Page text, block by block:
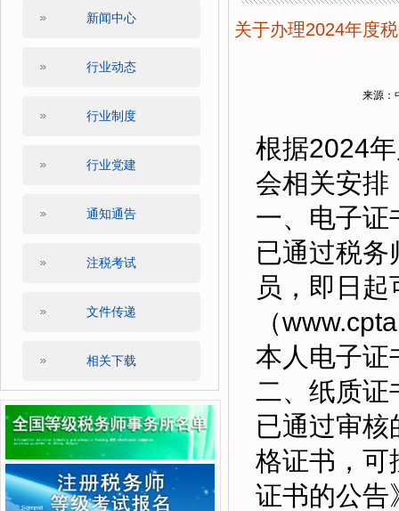
新闻中心
行业动态
行业制度
行业党建
通知通告
注税考试
文件传递
相关下载
关于办理2024年度
来源：
根据2024
会相关安排
一、电子证
已通过税
员，即日
（
本人电子证
二、纸质证
已通过审
格证书，可
证书的公告